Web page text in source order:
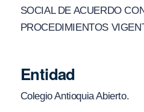
SOCIAL DE ACUERDO
PROCEDIMIENTOS
Entidad
Colegio Antioquia Abierto.